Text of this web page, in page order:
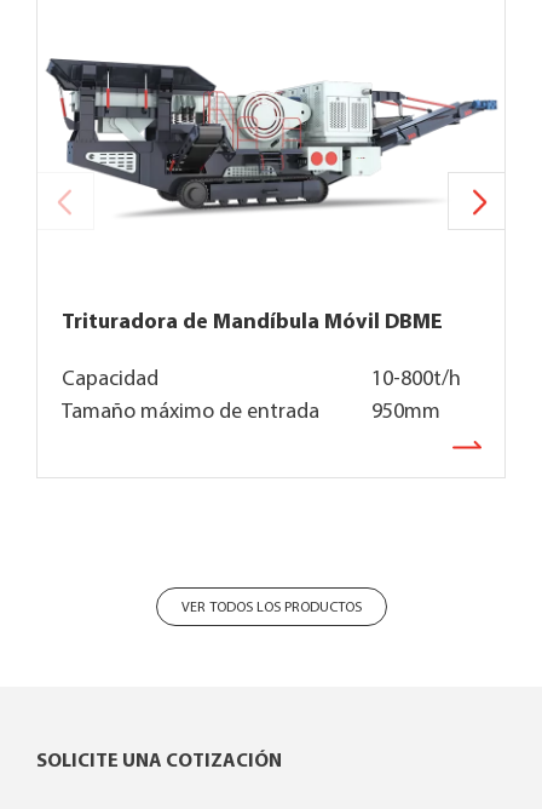
Trituradora de Mandíbula Móvil DBME
Capacidad
10-800t/h
Tamaño máximo de entrada
950mm
VER TODOS LOS PRODUCTOS
SOLICITE UNA COTIZACIÓN